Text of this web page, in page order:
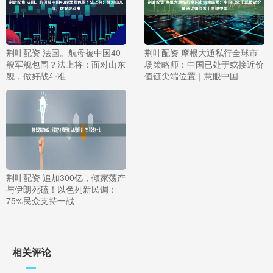
荆叶配资 法国。航母被中国40
艘军舰包围？法上将：面对山东
舰，做好战斗准
荆叶配资 摩根大通私行全球市
场策略师：中国已处于或接近价
值链尖端位置｜慧眼中国
荆叶配资 追加300亿，倾家荡产
与伊朗死磕！以色列新民调：
75%民众支持一战
相关评论